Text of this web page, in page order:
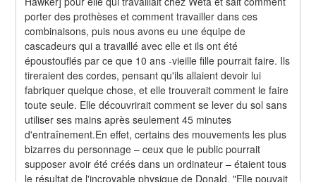
porter des prothèses et comment travailler dans ces
combinaisons, puis nous avons eu une équipe de
cascadeurs qui a travaillé avec elle et ils ont été
époustouflés par ce que 10 ans -vieille fille pourrait faire. Ils
tireraient des cordes, pensant qu'ils allaient devoir lui
fabriquer quelque chose, et elle trouverait comment le faire
toute seule. Elle découvrirait comment se lever du sol sans
utiliser ses mains après seulement 45 minutes
d'entraînement.En effet, certains des mouvements les plus
bizarres du personnage – ceux que le public pourrait
supposer avoir été créés dans un ordinateur – étaient tous
le résultat de l'incroyable physique de Donald. "Elle pouvait